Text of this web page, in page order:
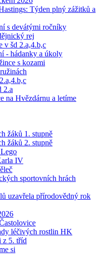
Týden plný zážitků a
s devátými ročníky
rej
v šd 2.a,4.b,c
- hádanky a úkoly
s kozami
2.a
na Hvězdárnu a letíme
žáků 1. stupně
žáků 2. stupně
IV
sportovních hrách
uzavřela přírodovědný rok
léčivých rostlin HK
z 5. tříd
si